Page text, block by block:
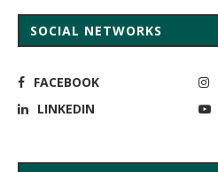
SOCIAL NETWORKS
FACEBOOK
LINKEDIN